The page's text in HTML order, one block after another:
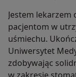
Jestem
pacjentom w
uśmiechu.
Uniwersytet
zdobywając